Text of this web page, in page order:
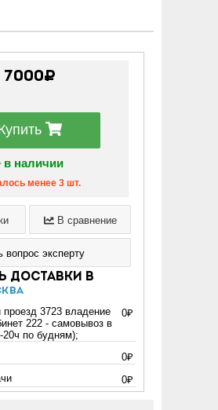
7000₽
в наличии
менее 3 шт.
В сравнение
вопрос эксперту
доставки в
проезд 3723 владение
222 - самовывоз в
20ч по будням);
0₽
0₽
0₽